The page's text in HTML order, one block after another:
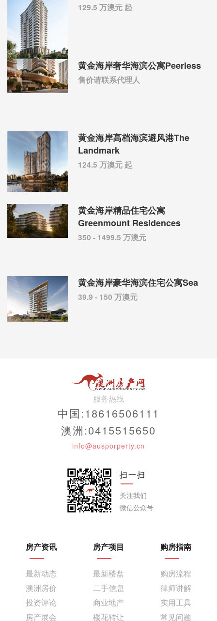
129.5 万澳元 起
黄金海岸奢华海滨公寓Peerless
售价请联系代理人
黄金海岸高档海滨避风港The
Landmark
124.5 万澳元 起
黄金海岸精品住宅公寓
Greenmount Residences
350 - 1499.5 万澳元
黄金海岸豪华海滨住宅公寓Sea
39.9 - 150 万澳元
服务热线
中国:18616506111
澳洲:0415515650
info@ausporperty.cn
扫一扫
关注我们
微信公众号
房产资讯
最新动态
澳洲房价
投资评论
房产展会
房产项目
最新楼盘
二手信息
商业地产
楼花转让
购房指南
购房流程
律师讲解
实用工具
常见问题